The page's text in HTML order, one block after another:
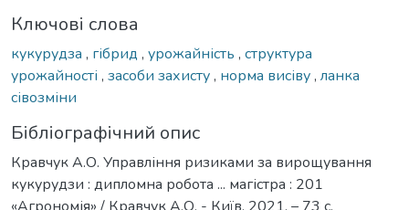
Ключові слова
кукурудза , гібрид , урожайність , структура
урожайності , засоби захисту, норма висіву, ланка
сівозміни
Бібліографічний опис
Кравчук А.О. Управління ризиками за вирощування
кукурудзи : дипломна робота ... магістра : 201